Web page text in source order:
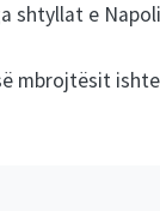
shtyllat e
mbrojtësit